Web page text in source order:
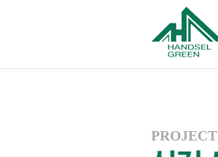
PROJECT